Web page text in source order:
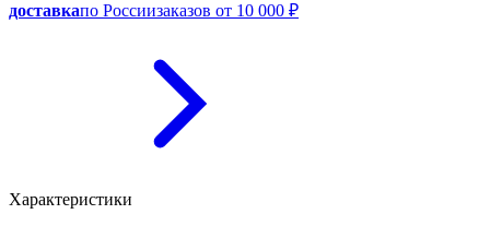
доставкапо Россиизаказов от 10 000 ₽
Характеристики